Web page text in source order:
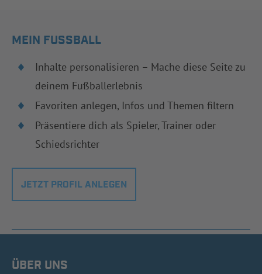
MEIN FUSSBALL
Inhalte personalisieren – Mache diese Seite zu
deinem Fußballerlebnis
Favoriten anlegen, Infos und Themen filtern
Präsentiere dich als Spieler, Trainer oder
Schiedsrichter
JETZT PROFIL ANLEGEN
ÜBER UNS